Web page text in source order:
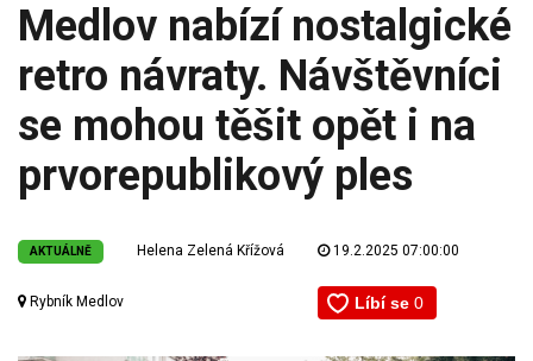
Medlov nabízí nostalgické
retro návraty. Návštěvníci
se mohou těšit opět i na
prvorepublikový ples
AKTUÁLNĚ Helena Zelená Křížová 19.2.2025 07:00:00
Rybník Medlov